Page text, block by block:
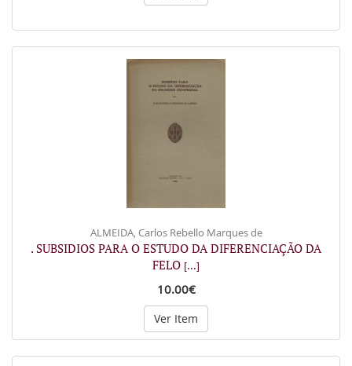
ALMEIDA, Carlos Rebello Marques de
. SUBSIDIOS PARA O ESTUDO DA DIFERENCIAÇÃO DA
FELO [...]
10.00€
Ver Item